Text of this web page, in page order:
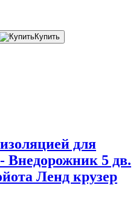
Купить
для
Внедорожник 5 дв.
Ленд крузер